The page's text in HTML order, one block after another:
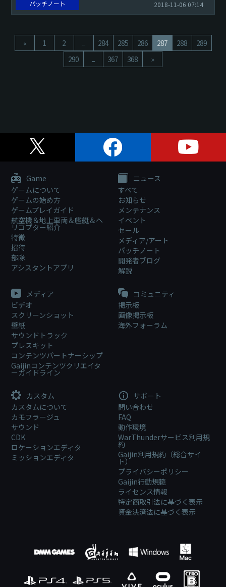
にかかるRPコストを削減しました：
ランクVI：70％削減
このコスト削減は...
パッチノート 2018-11-06 07:14
« 1 2 ... 284 285 286 287 288
289
290
... 367 368 »
Game
ゲームについて
ゲームの始め方
ゲームプレイガイド
航空機＆地上車両＆艦艇＆ヘ
リコプター紹介
特徴
招待
部隊
アシスタントアプリ
ニュース
すべて
お知らせ
メンテナンス
イベント
セール
メディア/アート
パッチノート
開発者ブログ
解説
メディア
ビデオ
スクリーンショット
壁紙
サウンドトラック
プレスキット
コンテンツパートナーシップ
Gaijinコンテンツクリエイタ
ーガイドライン
コミュニティ
掲示板
画像掲示板
海外フォーラム
カスタム
カスタムについて
カモフラージュ
サウンド
CDK
ロケーションエディタ
ミッションエディタ
サポート
問い合わせ
FAQ
動作環境
WarThunderサービス利用規
約
Gaijin利用規約（総合サイ
ト）
プライバシーポリシー
Gaijin行動規範
ライセンス情報
特定商取引法に基づく表示
資金決済法に基づく表示